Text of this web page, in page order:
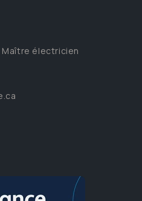
électricien